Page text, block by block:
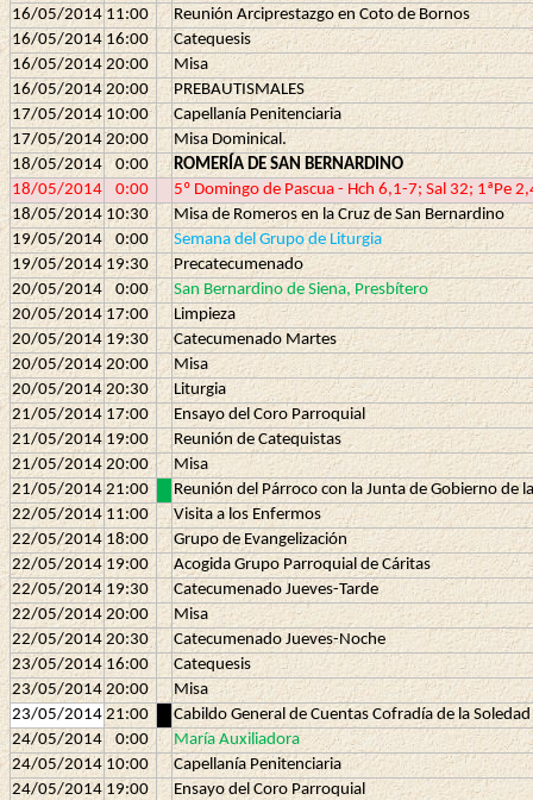
16/05/2014 11:00
Reunión Arciprestazgo en Coto de Bornos
16/05/2014 16:00
Catequesis
16/05/2014 20:00
Misa
16/05/2014 20:00
PREBAUTISMALES
17/05/2014 10:00
Capellanía Penitenciaria
17/05/2014 20:00
Misa Dominical.
18/05/2014
0:00
ROMERÍA DE SAN BERNARDINO
18/05/2014
0:00
5º Domingo de Pascua - Hch 6,1-7; Sal 32; 1ªPe
18/05/2014 10:30
Misa de Romeros en la Cruz de San Bernardino
19/05/2014
0:00
Semana del Grupo de Liturgia
19/05/2014 19:30
Precatecumenado
20/05/2014
0:00
San Bernardino de Siena, Presbítero
20/05/2014 17:00
Limpieza
20/05/2014 19:30
Catecumenado Martes
20/05/2014 20:00
Misa
20/05/2014 20:30
Liturgia
21/05/2014 17:00
Ensayo del Coro Parroquial
21/05/2014 19:00
Reunión de Catequistas
21/05/2014 20:00
Misa
21/05/2014 21:00
Reunión del Párroco con la Junta de Gobierno de
22/05/2014 11:00
Visita a los Enfermos
22/05/2014 18:00
Grupo de Evangelización
22/05/2014 19:00
Acogida Grupo Parroquial de Cáritas
22/05/2014 19:30
Catecumenado Jueves-Tarde
22/05/2014 20:00
Misa
22/05/2014 20:30
Catecumenado Jueves-Noche
23/05/2014 16:00
Catequesis
23/05/2014 20:00
Misa
23/05/2014 21:00
Cabildo General de Cuentas Cofradía de la Soledad
24/05/2014
0:00
María Auxiliadora
24/05/2014 10:00
Capellanía Penitenciaria
24/05/2014 19:00
Ensayo del Coro Parroquial